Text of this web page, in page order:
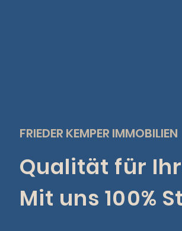
FRIEDER KEMPER IMMOBILIEN
Qualität für
Mit uns 100%